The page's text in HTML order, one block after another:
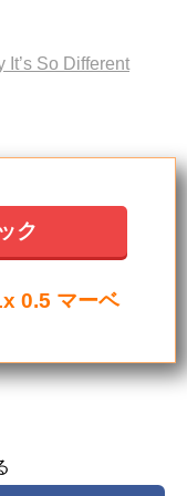
So Different
ク
0.5 マーベ